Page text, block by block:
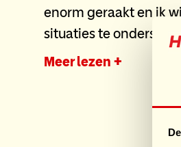
enorm geraakt en ik
situaties te
Meer lezen +